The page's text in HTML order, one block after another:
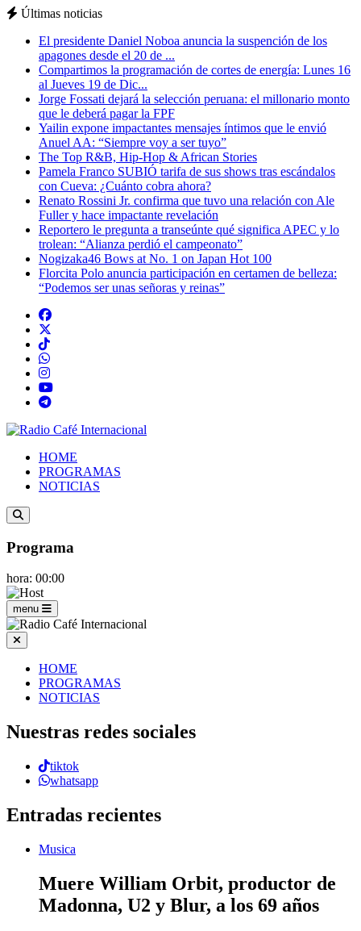
Últimas noticias
El presidente Daniel Noboa anuncia la suspención de los
apagones desde el 20 de ...
Compartimos la programación de cortes de energía: Lunes 16
al Jueves 19 de Dic...
Jorge Fossati dejará la selección peruana: el millonario monto
que le deberá pagar la FPF
Yailin expone impactantes mensajes íntimos que le envió
Anuel AA: “Siempre voy a ser tuyo”
The Top R&B, Hip-Hop & African Stories
Pamela Franco SUBIÓ tarifa de sus shows tras escándalos
con Cueva: ¿Cuánto cobra ahora?
Renato Rossini Jr. confirma que tuvo una relación con Ale
Fuller y hace impactante revelación
Reportero le pregunta a transeúnte qué significa APEC y lo
trolean: “Alianza perdió el campeonato”
Nogizaka46 Bows at No. 1 on Japan Hot 100
Florcita Polo anuncia participación en certamen de belleza:
“Podemos ser unas señoras y reinas”
HOME
PROGRAMAS
NOTICIAS
Programa
hora: 00:00
menu
HOME
PROGRAMAS
NOTICIAS
Nuestras redes sociales
tiktok
whatsapp
Entradas recientes
Musica
Muere William Orbit, productor de
Madonna, U2 y Blur, a los 69 años